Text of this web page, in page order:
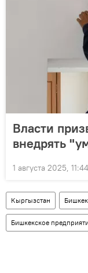
Власти
внедрять
1 августа 2025, 11:44
Кыргызстан Бишкек
Бишкекское